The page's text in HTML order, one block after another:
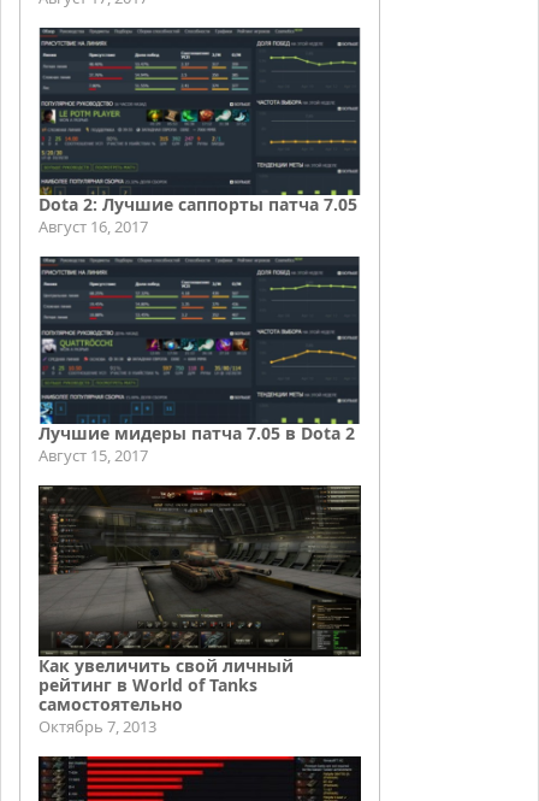
Dota 2: Лучшие саппорты патча 7.05
Август 16, 2017
Лучшие мидеры патча 7.05 в Dota 2
Август 15, 2017
Как увеличить свой личный
рейтинг в World of Tanks
самостоятельно
Октябрь 7, 2013